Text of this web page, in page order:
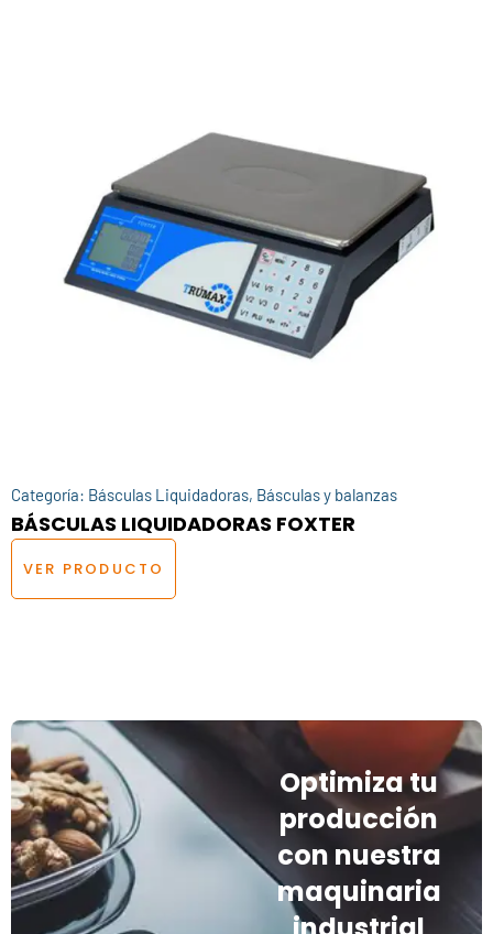
Categoría: Básculas Liquidadoras, Básculas y balanzas
BÁSCULAS LIQUIDADORAS FOXTER
VER PRODUCTO
Optimiza tu
producción
con nuestra
maquinaria